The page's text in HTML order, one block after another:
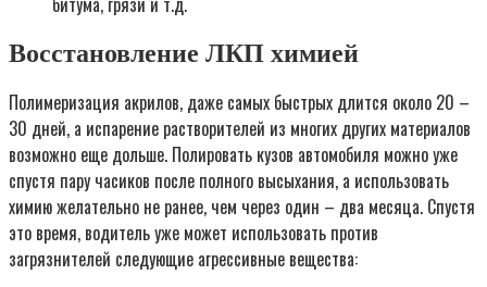
Восстановление ЛКП химией
Полимеризация акрилов, даже самых быстрых длится около 20 –
30 дней, а испарение растворителей из многих других материалов
возможно еще дольше. Полировать кузов автомобиля можно уже
спустя пару часиков после полного высыхания, а использовать
химию желательно не ранее, чем через один – два месяца. Спустя
это время, водитель уже может использовать против
загрязнителей следующие агрессивные вещества: